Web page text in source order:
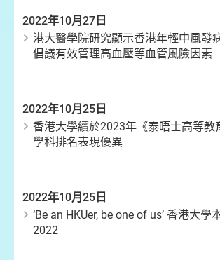
2022年10月27日
港大醫學院研究顯示香港年輕中風發
倡議有效管理高血壓等血管風險因素
2022年10月25日
香港大學續於2023年《泰晤士高等教
學科排名表現優異
2022年10月25日
‘Be an HKUer, be one of us’ 香港大學
2022